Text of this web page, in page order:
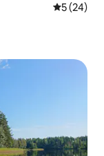
55 (24)